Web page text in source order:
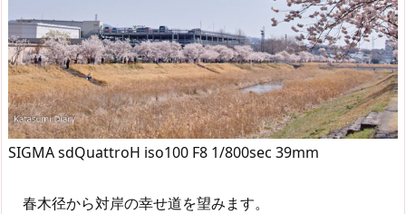
SIGMA sdQuattroH iso100 F8 1/800sec 39mm
春木径から対岸の幸せ道を望みます。